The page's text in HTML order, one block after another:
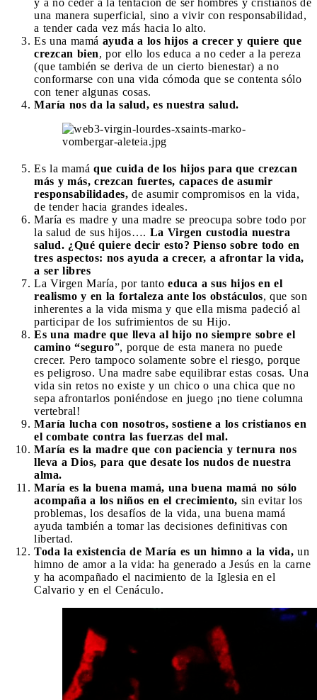
una manera superficial, sino a vivir con responsabilidad,
a tender cada vez más hacia lo alto.
Es una mamá ayuda a los hijos a crecer y quiere que
crezcan bien, por ello los educa a no ceder a la pereza
(que también se deriva de un cierto bienestar) a no
conformarse con una vida cómoda que se contenta sólo
con tener algunas cosas.
María nos da la salud, es nuestra salud.
Es la mamá que cuida de los hijos para que crezcan
más y más, crezcan fuertes, capaces de asumir
responsabilidades, de asumir compromisos en la vida,
de tender hacia grandes ideales.
María es madre y una madre se preocupa sobre todo por
la salud de sus hijos…. La Virgen custodia nuestra
salud. ¿Qué quiere decir esto? Pienso sobre todo en
tres aspectos: nos ayuda a crecer, a afrontar la vida,
a ser libres
La Virgen María, por tanto educa a sus hijos en el
realismo y en la fortaleza ante los obstáculos, que son
inherentes a la vida misma y que ella misma padeció al
participar de los sufrimientos de su Hijo.
Es una madre que lleva al hijo no siempre sobre el
camino “seguro”, porque de esta manera no puede
crecer. Pero tampoco solamente sobre el riesgo, porque
es peligroso. Una madre sabe equilibrar estas cosas. Una
vida sin retos no existe y un chico o una chica que no
sepa afrontarlos poniéndose en juego ¡no tiene columna
vertebral!
María lucha con nosotros, sostiene a los cristianos en
el combate contra las fuerzas del mal.
María es la madre que con paciencia y ternura nos
lleva a Dios, para que desate los nudos de nuestra
alma.
María es la buena mamá, una buena mamá no sólo
acompaña a los niños en el crecimiento, sin evitar los
problemas, los desafíos de la vida, una buena mamá
ayuda también a tomar las decisiones definitivas con
libertad.
Toda la existencia de María es un himno a la vida, un
himno de amor a la vida: ha generado a Jesús en la carne
y ha acompañado el nacimiento de la Iglesia en el
Calvario y en el Cenáculo.